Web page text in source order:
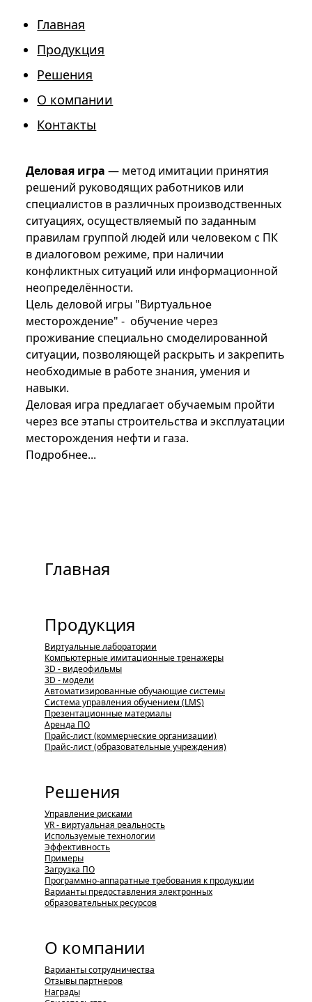
Главная
Продукция
Решения
О компании
Контакты
Деловая игра — метод имитации принятия
решений руководящих работников или
специалистов в различных производственных
ситуациях, осуществляемый по заданным
правилам группой людей или человеком с ПК
в диалоговом режиме, при наличии
конфликтных ситуаций или информационной
неопределённости.
Цель деловой игры "Виртуальное
месторождение" - обучение через
проживание специально смоделированной
ситуации, позволяющей раскрыть и закрепить
необходимые в работе знания, умения и
навыки.
Деловая игра предлагает обучаемым пройти
через все этапы строительства и эксплуатации
месторождения нефти и газа.
Подробнее...
Главная
Продукция
Виртуальные лаборатории
Компьютерные имитационные тренажеры
3D - видеофильмы
3D - модели
Автоматизированные обучающие системы
Система управления обучением (LMS)
Презентационные материалы
Аренда ПО
Прайс-лист (коммерческие организации)
Прайс-лист (образовательные учреждения)
Решения
Управление рисками
VR - виртуальная реальность
Используемые технологии
Эффективность
Примеры
Загрузка ПО
Программно-аппаратные требования к продукции
Варианты предоставления электронных
образовательных ресурсов
О компании
Варианты сотрудничества
Отзывы партнеров
Награды